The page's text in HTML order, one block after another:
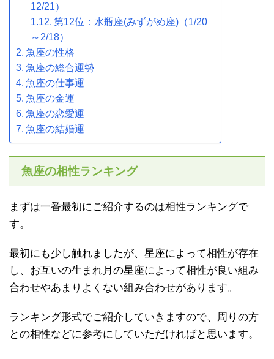
12/21）
第12位：水瓶座(みずがめ座)（1/20
～2/18）
魚座の性格
魚座の総合運勢
魚座の仕事運
魚座の金運
魚座の恋愛運
魚座の結婚運
魚座の相性ランキング
まずは一番最初にご紹介するのは相性ランキングで
す。
最初にも少し触れましたが、星座によって相性が存在
し、お互いの生まれ月の星座によって相性が良い組み
合わせやあまりよくない組み合わせがあります。
ランキング形式でご紹介していきますので、周りの方
との相性などに参考にしていただければと思います。